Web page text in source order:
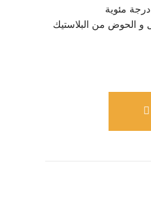
و الحوض من البلاستيك